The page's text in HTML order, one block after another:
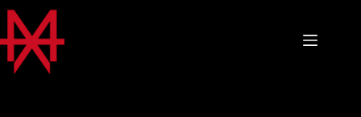
Inhalt
springen